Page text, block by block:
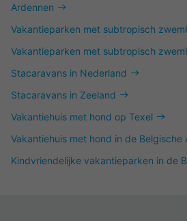
Ardennen
Vakantieparken met subtropisch
Vakantieparken met subtropisch
Stacaravans in Nederland
Stacaravans in Zeeland
Vakantiehuis met hond op Texel
Vakantiehuis met hond in de Belgische
Kindvriendelijke vakantieparken in de